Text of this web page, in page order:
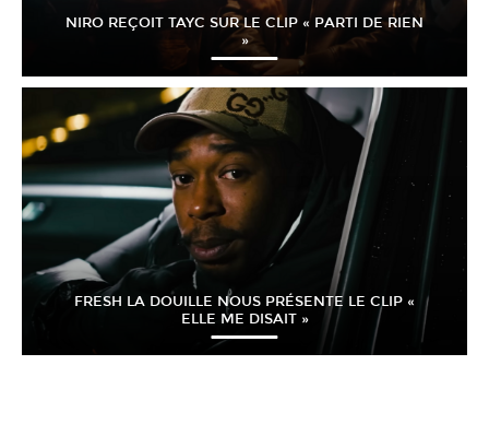
NIRO REÇOIT TAYC SUR LE CLIP « PARTI DE RIEN
»
FRESH LA DOUILLE NOUS PRÉSENTE LE CLIP «
ELLE ME DISAIT »